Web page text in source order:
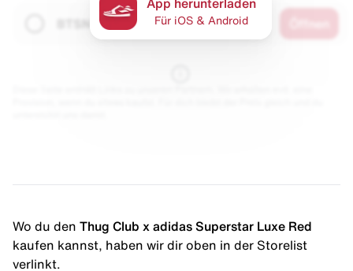
App herunterladen
Für iOS & Android
Wo du den Thug Club x adidas Superstar Luxe Red
kaufen kannst, haben wir dir oben in der Storelist
verlinkt.